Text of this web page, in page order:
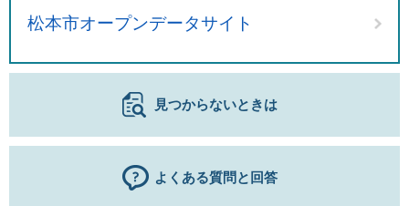
松本市オープンデータサイト
見つからないときは
よくある質問と回答